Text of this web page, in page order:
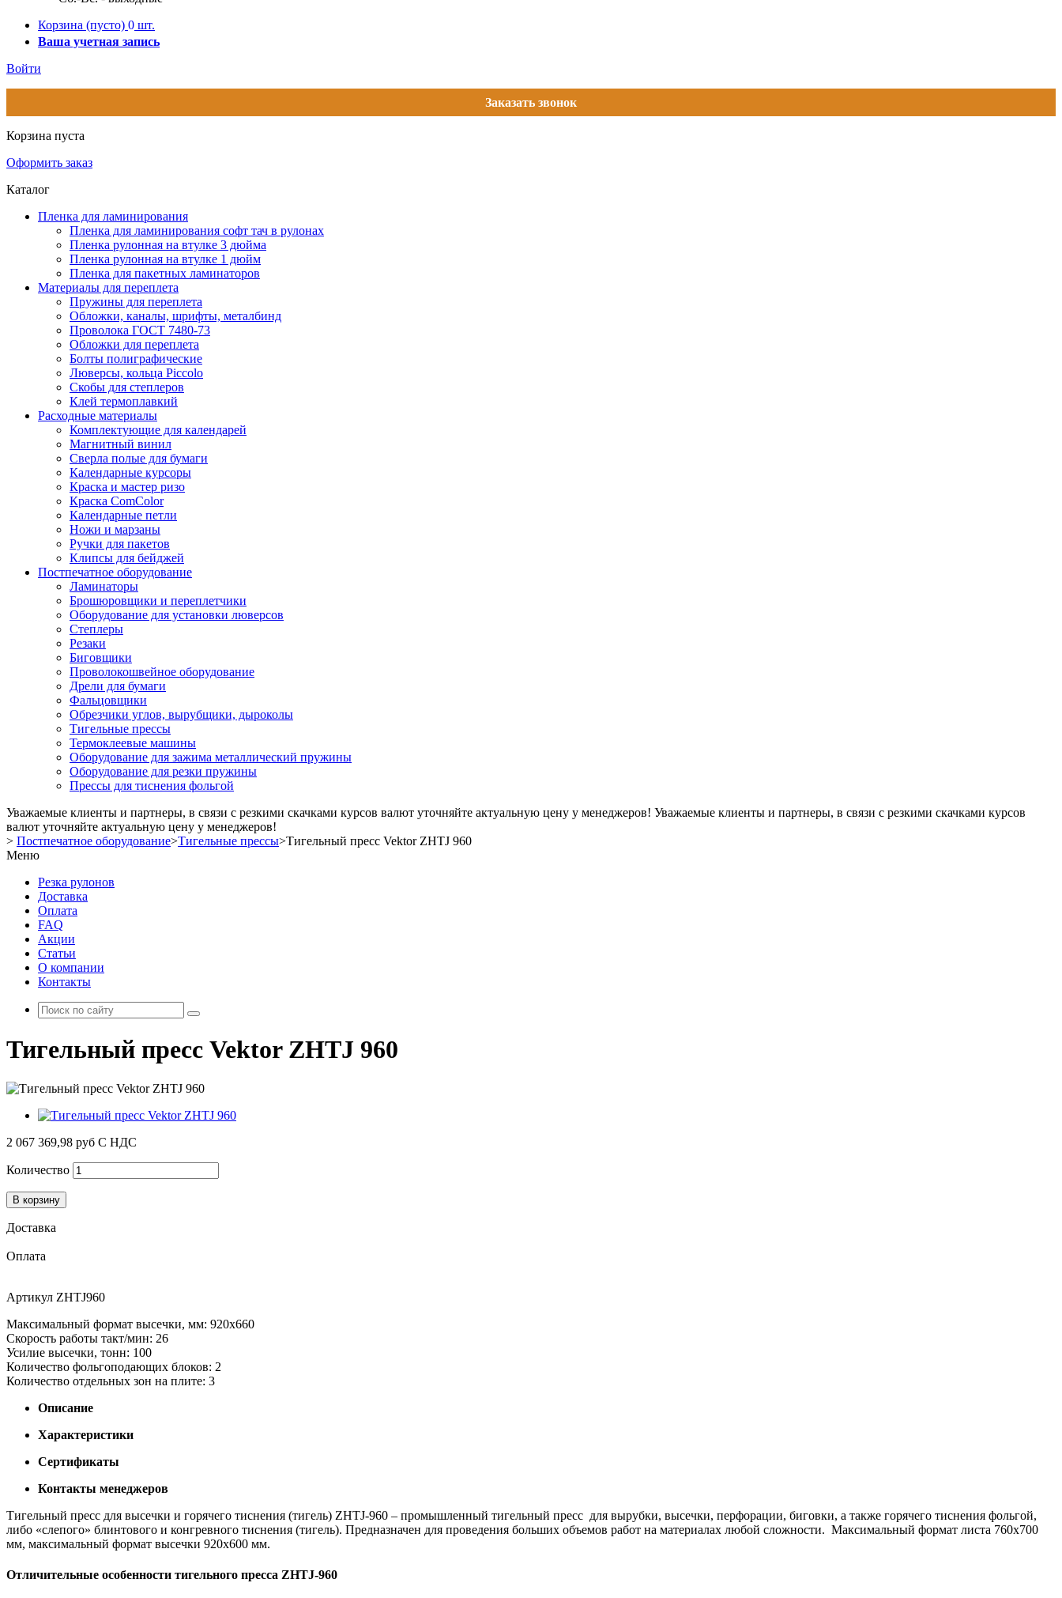
Корзина (пусто) 0 шт.
Ваша учетная запись
Войти
Заказать звонок
Корзина пуста
Оформить заказ
Каталог
Пленка для ламинирования
Пленка для ламинирования софт тач в рулонах
Пленка рулонная на втулке 3 дюйма
Пленка рулонная на втулке 1 дюйм
Пленка для пакетных ламинаторов
Материалы для переплета
Пружины для переплета
Обложки, каналы, шрифты, металбинд
Проволока ГОСТ 7480-73
Обложки для переплета
Болты полиграфические
Люверсы, кольца Piccolo
Скобы для степлеров
Клей термоплавкий
Расходные материалы
Комплектующие для календарей
Магнитный винил
Сверла полые для бумаги
Календарные курсоры
Краска и мастер ризо
Краска ComColor
Календарные петли
Ножи и марзаны
Ручки для пакетов
Клипсы для бейджей
Постпечатное оборудование
Ламинаторы
Брошюровщики и переплетчики
Оборудование для установки люверсов
Степлеры
Резаки
Биговщики
Проволокошвейное оборудование
Дрели для бумаги
Фальцовщики
Обрезчики углов, вырубщики, дыроколы
Тигельные прессы
Термоклеевые машины
Оборудование для зажима металлический пружины
Оборудование для резки пружины
Прессы для тиснения фольгой
Уважаемые клиенты и партнеры, в связи с резкими скачками курсов валют уточняйте актуальную цену у менеджеров! Уважаемые клиенты и партнеры, в связи с резкими скачками курсов
валют уточняйте актуальную цену у менеджеров!
> Постпечатное оборудование>Тигельные прессы>Тигельный пресс Vektor ZHTJ 960
Меню
Резка рулонов
Доставка
Оплата
FAQ
Акции
Статьи
О компании
Контакты
Тигельный пресс Vektor ZHTJ 960
2 067 369,98 руб С НДС
Количество
В корзину
Доставка
Оплата
Артикул ZHTJ960
Максимальный формат высечки, мм: 920х660
Скорость работы такт/мин: 26
Усилие высечки, тонн: 100
Количество фольгоподающих блоков: 2
Количество отдельных зон на плите: 3
Описание
Характеристики
Сертификаты
Контакты менеджеров
Тигельный пресс для высечки и горячего тиснения (тигель) ZHTJ-960 – промышленный тигельный пресс для вырубки, высечки, перфорации, биговки, а также горячего тиснения фольгой,
либо «слепого» блинтового и конгревного тиснения (тигель). Предназначен для проведения больших объемов работ на материалах любой сложности. Максимальный формат листа 760х700
мм, максимальный формат высечки 920х600 мм.
Отличительные особенности тигельного пресса ZHTJ-960